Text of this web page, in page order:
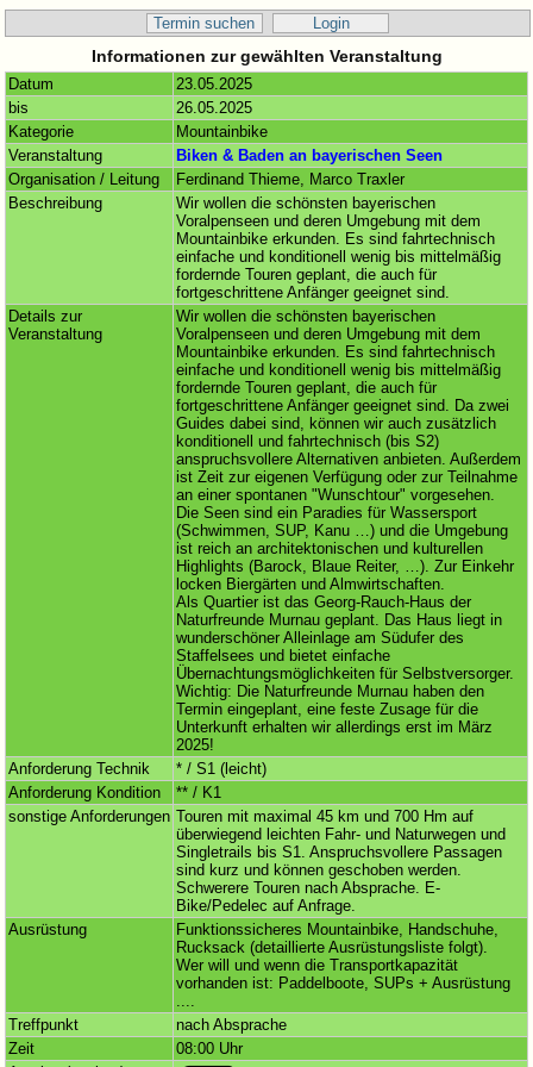
Termin suchen Login
Informationen zur gewählten Veranstaltung
Datum
23.05.2025
bis
26.05.2025
Kategorie
Mountainbike
Veranstaltung
Biken & Baden an bayerischen Seen
Organisation / Leitung
Ferdinand Thieme, Marco Traxler
Beschreibung
Wir wollen die schönsten bayerischen
Voralpenseen und deren Umgebung mit dem
Mountainbike erkunden. Es sind fahrtechnisch
einfache und konditionell wenig bis mittelmäßig
fordernde Touren geplant, die auch für
fortgeschrittene Anfänger geeignet sind.
Details zur
Veranstaltung
Wir wollen die schönsten bayerischen
Voralpenseen und deren Umgebung mit dem
Mountainbike erkunden. Es sind fahrtechnisch
einfache und konditionell wenig bis mittelmäßig
fordernde Touren geplant, die auch für
fortgeschrittene Anfänger geeignet sind. Da zwei
Guides dabei sind, können wir auch zusätzlich
konditionell und fahrtechnisch (bis S2)
anspruchsvollere Alternativen anbieten. Außerdem
ist Zeit zur eigenen Verfügung oder zur Teilnahme
an einer spontanen "Wunschtour" vorgesehen.
Die Seen sind ein Paradies für Wassersport
(Schwimmen, SUP, Kanu …) und die Umgebung
ist reich an architektonischen und kulturellen
Highlights (Barock, Blaue Reiter, …). Zur Einkehr
locken Biergärten und Almwirtschaften.
Als Quartier ist das Georg-Rauch-Haus der
Naturfreunde Murnau geplant. Das Haus liegt in
wunderschöner Alleinlage am Südufer des
Staffelsees und bietet einfache
Übernachtungsmöglichkeiten für Selbstversorger.
Wichtig: Die Naturfreunde Murnau haben den
Termin eingeplant, eine feste Zusage für die
Unterkunft erhalten wir allerdings erst im März
2025!
Anforderung Technik
* / S1 (leicht)
Anforderung Kondition
** / K1
sonstige Anforderungen Touren mit maximal 45 km und 700 Hm auf
überwiegend leichten Fahr- und Naturwegen und
Singletrails bis S1. Anspruchsvollere Passagen
sind kurz und können geschoben werden.
Schwerere Touren nach Absprache. E-
Bike/Pedelec auf Anfrage.
Ausrüstung
Funktionssicheres Mountainbike, Handschuhe,
Rucksack (detaillierte Ausrüstungsliste folgt).
Wer will und wenn die Transportkapazität
vorhanden ist: Paddelboote, SUPs + Ausrüstung
....
Treffpunkt
nach Absprache
Zeit
08:00 Uhr